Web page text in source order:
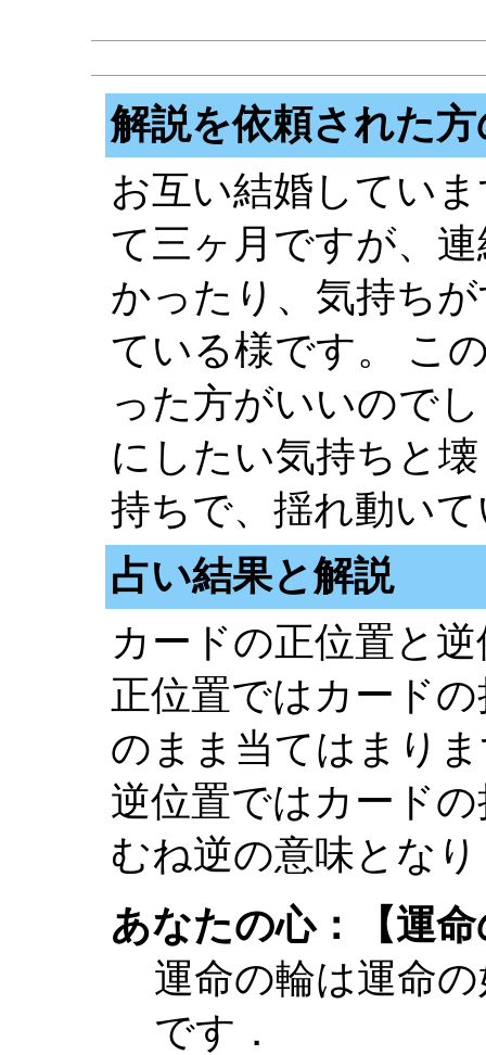
解説を依頼された
お互い結婚してい
て三ヶ月ですが、
かったり、気持ち
ている様です。 こ
った方がいいので
にしたい気持ちと
持ちで、揺れ動い
占い結果と解説
カードの正位置と
正位置ではカード
のまま当てはまり
逆位置ではカード
むね逆の意味とな
あなたの心：【運
運命の輪は運命
です．